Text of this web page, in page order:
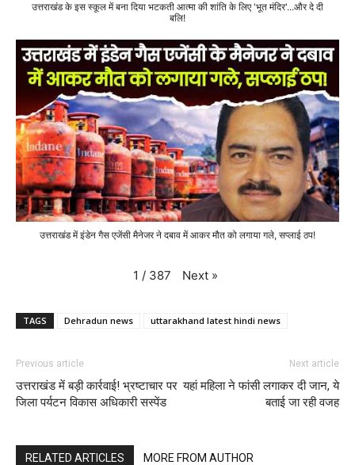
उत्तराखंड के इस स्कूल में बना दिया भटकती आत्मा की शांति के लिए 'भूत मंदिर'...और दे दी
बलि!
उत्तराखंड में इंडेन गैस एजेंसी मैनेजर ने दबाव में आकर मौत को लगाया गले, सप्लाई ठप!
1 / 387 Next »
TAGS Dehradun news uttarakhand latest hindi news
Previous article
उत्तराखंड में बड़ी कार्रवाई! भ्रष्टाचार पर
जिला पर्यटन विकास अधिकारी सस्पेंड
Next article
यहां महिला ने फांसी लगाकर दी जान, ये
बताई जा रही वजह
RELATED ARTICLES MORE FROM AUTHOR